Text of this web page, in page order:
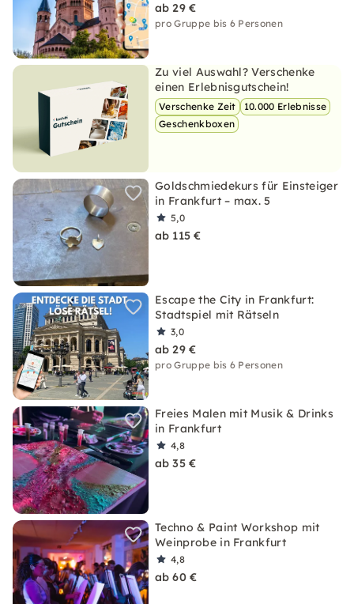
ab 29 €
pro Gruppe bis 6 Personen
Zu viel Auswahl? Verschenke
einen Erlebnisgutschein!
Verschenke Zeit
10.000 Erlebnisse
Geschenkboxen
Goldschmiedekurs für Einsteiger
in Frankfurt – max. 5
5,0
ab 115 €
Escape the City in Frankfurt:
Stadtspiel mit Rätseln
3,0
ab 29 €
pro Gruppe bis 6 Personen
Freies Malen mit Musik & Drinks
in Frankfurt
4,8
ab 35 €
Techno & Paint Workshop mit
Weinprobe in Frankfurt
4,8
ab 60 €